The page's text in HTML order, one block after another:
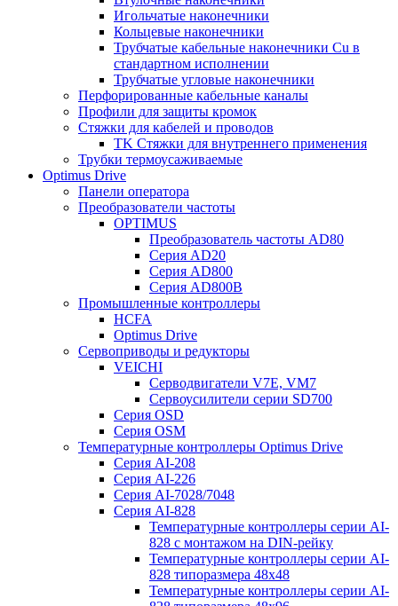
Игольчатые наконечники
Кольцевые наконечники
Трубчатые кабельные наконечники Cu в
стандартном исполнении
Трубчатые угловые наконечники
Перфорированные кабельные каналы
Профили для защиты кромок
Стяжки для кабелей и проводов
TK Стяжки для внутреннего применения
Трубки термоусаживаемые
Optimus Drive
Панели оператора
Преобразователи частоты
OPTIMUS
Преобразователь частоты AD80
Серия AD20
Серия AD800
Серия AD800B
Промышленные контроллеры
HCFA
Optimus Drive
Сервоприводы и редукторы
VEICHI
Серводвигатели V7E, VM7
Сервоусилители серии SD700
Серия OSD
Серия OSM
Температурные контроллеры Optimus Drive
Серия AI-208
Серия AI-226
Серия AI-7028/7048
Серия AI-828
Температурные контроллеры серии AI-
828 с монтажом на DIN-рейку
Температурные контроллеры серии AI-
828 типоразмера 48х48
Температурные контроллеры серии AI-